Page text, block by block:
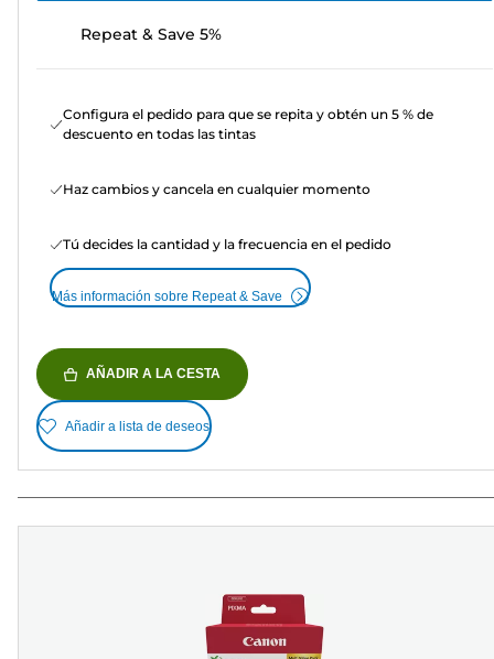
Repeat & Save 5%
Configura el pedido para que se repita y obtén un 5 % de
descuento en todas las tintas
Haz cambios y cancela en cualquier momento
Tú decides la cantidad y la frecuencia en el pedido
Más información sobre Repeat & Save
AÑADIR A LA CESTA
Añadir a lista de deseos